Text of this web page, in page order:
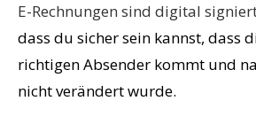
E-Rechnungen sind digital
dass du sicher sein kannst, dass
richtigen Absender kommt und
nicht verändert wurde.